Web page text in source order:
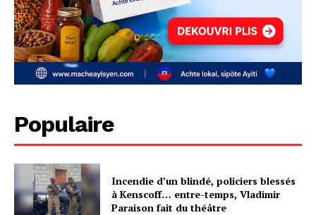
Populaire
Incendie d’un blindé, policiers blessés
à Kenscoff… entre-temps, Vladimir
Paraison fait du théâtre